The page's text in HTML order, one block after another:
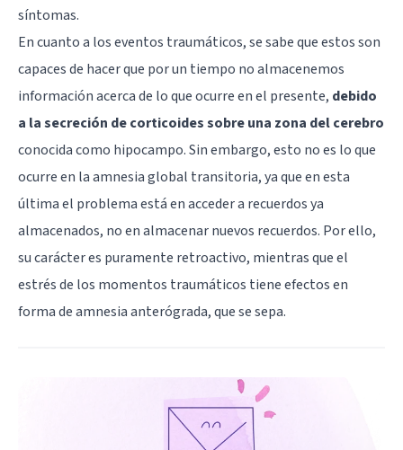
síntomas.
En cuanto a los eventos traumáticos, se sabe que estos son
capaces de hacer que por un tiempo no almacenemos
información acerca de lo que ocurre en el presente, debido
a la secreción de corticoides sobre una zona del cerebro
conocida como hipocampo. Sin embargo, esto no es lo que
ocurre en la amnesia global transitoria, ya que en esta
última el problema está en acceder a recuerdos ya
almacenados, no en almacenar nuevos recuerdos. Por ello,
su carácter es puramente retroactivo, mientras que el
estrés de los momentos traumáticos tiene efectos en
forma de amnesia anterógrada, que se sepa.